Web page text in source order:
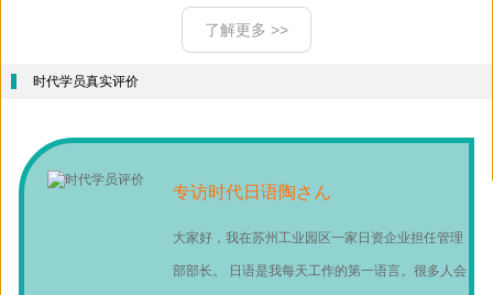
了解更多 >>
时代学员真实评价
专访时代日语陶さん
大家好，我在苏州工业园区一家日资企业担任管理
部部长。 日语是我每天工作的第一语言。很多人会